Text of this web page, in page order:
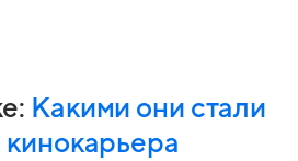
Какими они стали
кинокарьера